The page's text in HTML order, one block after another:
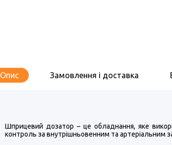
Опис Замовлення і доставка
Шприцевий дозатор – це обладнання, яке
контроль за внутрішньовенним та артеріальним